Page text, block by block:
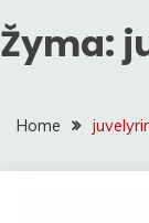
Žyma:
Home